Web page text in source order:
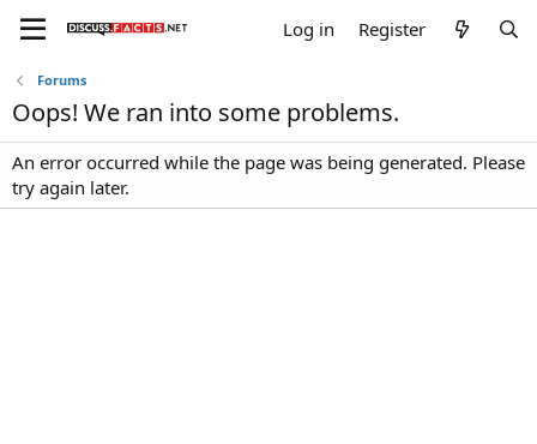
Log in Register
Forums
Oops! We ran into some problems.
An error occurred while the page was being generated. Please
try again later.